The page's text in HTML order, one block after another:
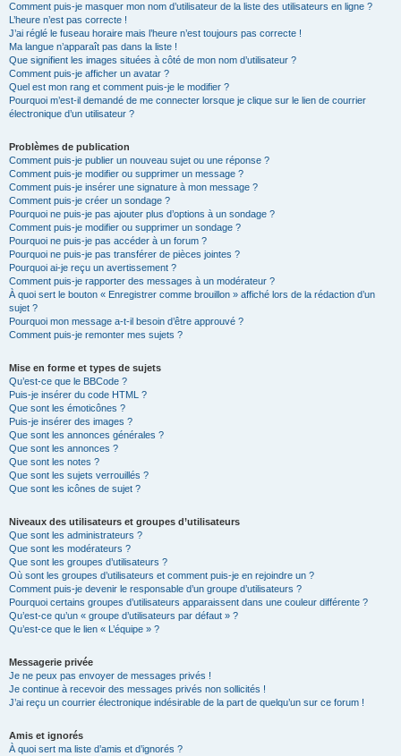
Comment puis-je masquer mon nom d’utilisateur de la liste des utilisateurs en ligne ?
L’heure n’est pas correcte !
J’ai réglé le fuseau horaire mais l’heure n’est toujours pas correcte !
Ma langue n’apparaît pas dans la liste !
Que signifient les images situées à côté de mon nom d’utilisateur ?
Comment puis-je afficher un avatar ?
Quel est mon rang et comment puis-je le modifier ?
Pourquoi m’est-il demandé de me connecter lorsque je clique sur le lien de courrier
électronique d’un utilisateur ?
Problèmes de publication
Comment puis-je publier un nouveau sujet ou une réponse ?
Comment puis-je modifier ou supprimer un message ?
Comment puis-je insérer une signature à mon message ?
Comment puis-je créer un sondage ?
Pourquoi ne puis-je pas ajouter plus d’options à un sondage ?
Comment puis-je modifier ou supprimer un sondage ?
Pourquoi ne puis-je pas accéder à un forum ?
Pourquoi ne puis-je pas transférer de pièces jointes ?
Pourquoi ai-je reçu un avertissement ?
Comment puis-je rapporter des messages à un modérateur ?
À quoi sert le bouton « Enregistrer comme brouillon » affiché lors de la rédaction d’un
sujet ?
Pourquoi mon message a-t-il besoin d’être approuvé ?
Comment puis-je remonter mes sujets ?
Mise en forme et types de sujets
Qu’est-ce que le BBCode ?
Puis-je insérer du code HTML ?
Que sont les émoticônes ?
Puis-je insérer des images ?
Que sont les annonces générales ?
Que sont les annonces ?
Que sont les notes ?
Que sont les sujets verrouillés ?
Que sont les icônes de sujet ?
Niveaux des utilisateurs et groupes d’utilisateurs
Que sont les administrateurs ?
Que sont les modérateurs ?
Que sont les groupes d’utilisateurs ?
Où sont les groupes d’utilisateurs et comment puis-je en rejoindre un ?
Comment puis-je devenir le responsable d’un groupe d’utilisateurs ?
Pourquoi certains groupes d’utilisateurs apparaissent dans une couleur différente ?
Qu’est-ce qu’un « groupe d’utilisateurs par défaut » ?
Qu’est-ce que le lien « L’équipe » ?
Messagerie privée
Je ne peux pas envoyer de messages privés !
Je continue à recevoir des messages privés non sollicités !
J’ai reçu un courrier électronique indésirable de la part de quelqu’un sur ce forum !
Amis et ignorés
À quoi sert ma liste d’amis et d’ignorés ?